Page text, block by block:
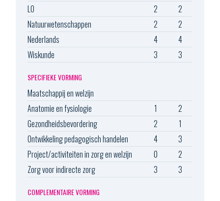
LO
2
2
Natuurwetenschappen
2
2
Nederlands
4
4
Wiskunde
3 3
SPECIFIEKE VORMING
Maatschappij en welzijn
Anatomie en fysiologie
1
2
Gezondheidsbevordering
2
1
Ontwikkeling pedagogisch handelen
4
3
Project/activiteiten in zorg en welzijn
0
2
Zorg voor indirecte zorg
3 3
COMPLEMENTAIRE VORMING